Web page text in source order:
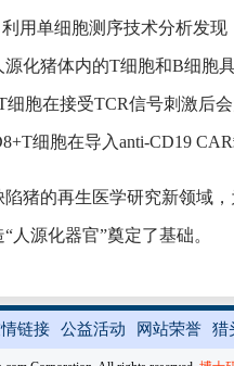
用单细胞测序技术分析发
化猪体内的T细胞和B细胞
胞在接受TCR信号刺激后
细胞在导入anti-CD19
猪的再生医学研究新领域
人源化器官”奠定了基础。
链接 公益活动 网站荣誉 猎